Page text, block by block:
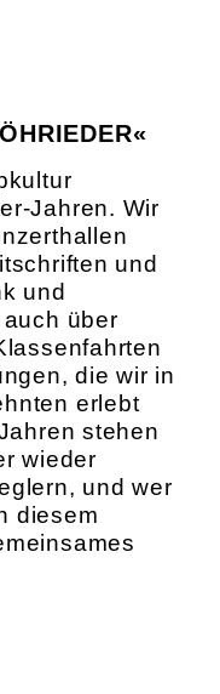
Jahren. Wir
und
und
über
die wir in
erlebt
stehen
wieder
und wer
diesem